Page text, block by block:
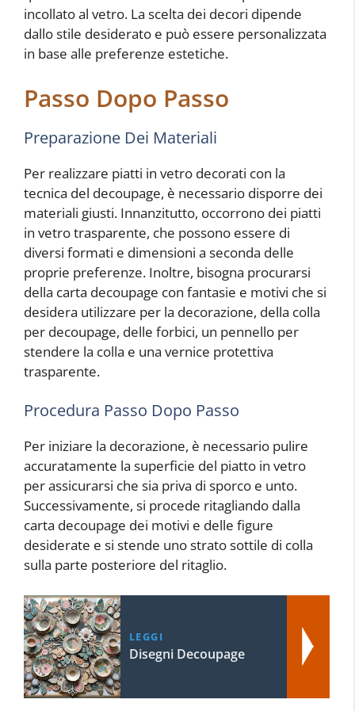
incollato al vetro. La scelta dei decori dipende
dallo stile desiderato e può essere personalizzata
in base alle preferenze estetiche.
Passo Dopo Passo
Preparazione Dei Materiali
Per realizzare piatti in vetro decorati con la
tecnica del decoupage, è necessario disporre dei
materiali giusti. Innanzitutto, occorrono dei piatti
in vetro trasparente, che possono essere di
diversi formati e dimensioni a seconda delle
proprie preferenze. Inoltre, bisogna procurarsi
della carta decoupage con fantasie e motivi che si
desidera utilizzare per la decorazione, della colla
per decoupage, delle forbici, un pennello per
stendere la colla e una vernice protettiva
trasparente.
Procedura Passo Dopo Passo
Per iniziare la decorazione, è necessario pulire
accuratamente la superficie del piatto in vetro
per assicurarsi che sia priva di sporco e unto.
Successivamente, si procede ritagliando dalla
carta decoupage dei motivi e delle figure
desiderate e si stende uno strato sottile di colla
sulla parte posteriore del ritaglio.
LEGGI
Disegni Decoupage